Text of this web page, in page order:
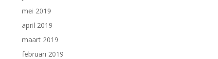
mei 2019
april 2019
maart 2019
februari 2019